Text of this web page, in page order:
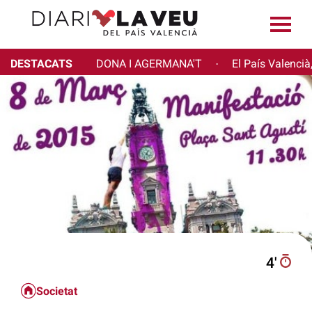
DESTACATS DONA I AGERMANA'T · El País
4′
Societat